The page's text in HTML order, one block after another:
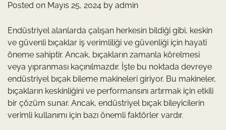
Posted on Mayıs 25, 2024 by admin
Endüstriyel alanlarda çalışan herkesin bildiği gibi, keskin
ve güvenli bıçaklar iş verimliliği ve güvenliği için hayati
öneme sahiptir. Ancak, bıçakların zamanla körelmesi
veya yıpranması kaçınılmazdır. İşte bu noktada devreye
endüstriyel bıçak bileme makineleri giriyor. Bu makineler,
bıçakların keskinliğini ve performansını artırmak için etkili
bir çözüm sunar. Ancak, endüstriyel bıçak bileyicilerin
verimli kullanımı için bazı önemli faktörler vardır.